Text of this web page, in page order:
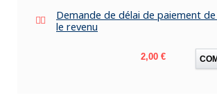
Demande de délai de paiement
le revenu
Prix
2,00 €